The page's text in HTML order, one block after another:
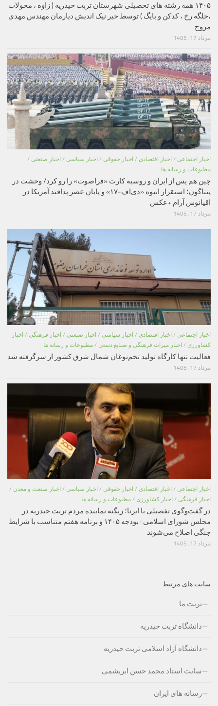
۱۴۰۵ همه رشته های تحصیلی شهرستان تربت حیدریه ( زاوه ، محولات
،جلگه رخ ، کدکن و بایگ ) توسط خیر نیک اندیش دیارمان مهندس مهدی
مروج
مرداد 17, 1405
اخبار اجتماعی / اخبار اقتصادی / اخبار حقوقی / اخبار سیاسی / اخبار صنعتی /
مطبوعات و رسانه ها
چین هم پس از ایران و روسیه کارت «فراصوت» را رو کرد/ وحشت در
پنتاگون؛ استقرار انبوه «دی‌اف‑۱۷» و پایان عصر پدافند آمریکا در
اقیانوس آرام +عکس
مرداد 17, 1405
اخبار اجتماعی / اخبار اقتصادی / اخبار سیاسی / اخبار صنعتی / اخبار فرهنگی / اخبار
کشاورزی / اخبار میراث فرهنگی و صنایع دستی / مطبوعات و رسانه ها
فعالیت تنها کارگاه تولید تخم‌نوغان شمال شرق کشور از سرگرفته شد
مرداد 17, 1405
اخبار اجتماعی / اخبار اقتصادی / اخبار حقوقی / اخبار سیاسی / اخبار صنعت و معدن /
اخبار فرهنگی / اخبار کشاورزی / مطبوعات و رسانه ها
در گفت‌وگوی تفصیلی با ایرنا؛ زنگنه نماینده مردم تربت حیدریه در
مجلس شورای اسلامی : بودجه ۱۴۰۵ و برنامه هفتم متناسب با شرایط
جنگی اصلاح می‌شوند
مرداد 17, 1405
سایت های مرتبط
تربت ما
دانشگاه تربت حیدریه
دانشگاه آزاد اسلامی تربت حیدریه
سایت استاد محمد حسن ابریشمی
رسانه های ایران